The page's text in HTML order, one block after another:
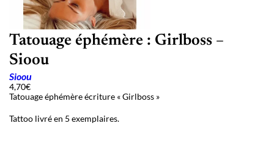
Tatouage éphémère : Girlboss –
Sioou
Sioou
4,70€
Tatouage éphémère écriture « Girlboss »
Tattoo livré en 5 exemplaires.